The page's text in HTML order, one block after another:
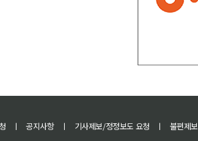
ㅣ 공지사항 ㅣ 기사제보/정정보도 요청 ㅣ 불편제보